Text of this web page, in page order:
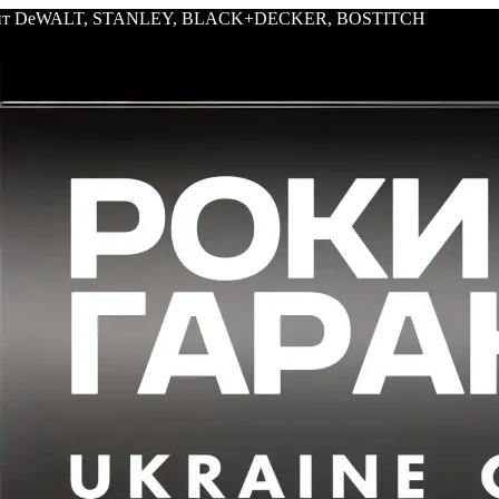
DeWALT, STANLEY, BLACK+DECKER, BOSTITCH